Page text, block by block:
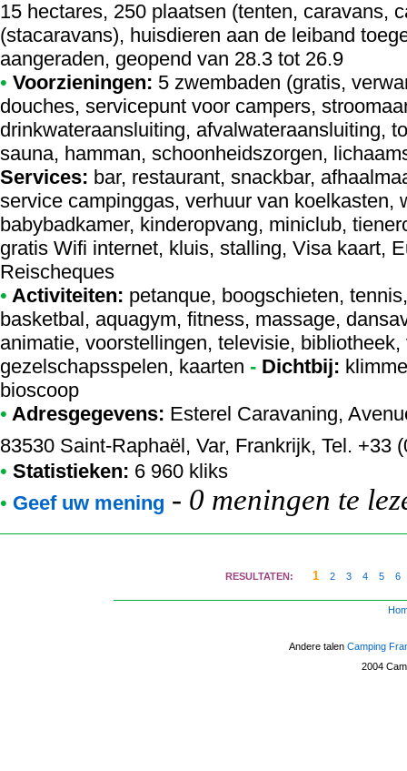
15 hectares, 250 plaatsen (tenten, caravans,
(stacaravans), huisdieren aan de leiband
aangeraden, geopend van 28.3 tot 26.9
• Voorzieningen: 5 zwembaden (gratis,
douches, servicepunt voor campers,
drinkwateraansluiting, afvalwateraansluiting,
sauna, hamman, schoonheidszorgen,
Services: bar, restaurant, snackbar,
service campinggas, verhuur van koelkasten,
babybadkamer, kinderopvang, miniclub,
gratis Wifi internet, kluis, stalling, Visa kaart,
Reischeques
• Activiteiten: petanque, boogschieten,
basketbal, aquagym, fitness, massage,
animatie, voorstellingen, televisie,
gezelschapsspelen, kaarten - Dichtbij:
bioscoop
• Adresgegevens: Esterel Caravaning,
83530 Saint-Raphaël, Var, Frankrijk, Tel. +33
• Statistieken: 6 960 kliks
• Geef uw mening - 0 meningen te
RESULTATEN: 1 2 3 4 5 6
Andere talen Camping
2004